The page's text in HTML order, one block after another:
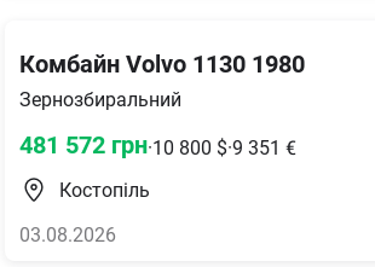
Комбайн Volvo 1130 1980
Зернозбиральний
481 572 грн·10 800 $·9 351 €
Костопіль
03.08.2026